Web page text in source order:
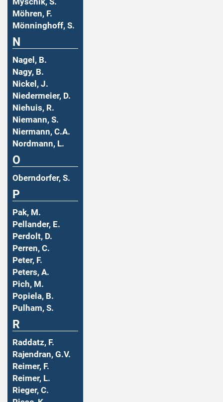
Möhren, F.
Mönninghoff, S.
N
Nagel, B.
Nagy, B.
Nickel, J.
Niedermeier, D.
Niehuis, R.
Niemann, S.
Niermann, C.A.
Nordmann, L.
O
Oberndorfer, S.
P
Pak, M.
Pellander, E.
Perdolt, D.
Perren, C.
Peter, F.
Peters, A.
Pich, M.
Popiela, B.
Pulham, S.
R
Raddatz, F.
Rajendran, G.V.
Reimer, F.
Reimer, L.
Rieger, C.